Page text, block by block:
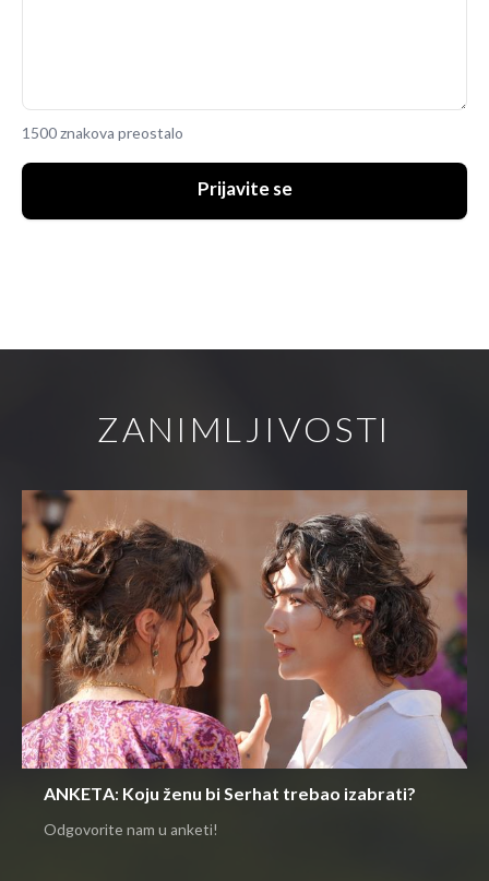
1500 znakova preostalo
Prijavite se
ZANIMLJIVOSTI
ANKETA: Koju ženu bi Serhat trebao izabrati?
Odgovorite nam u anketi!